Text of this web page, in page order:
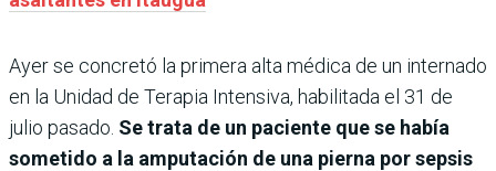
Ayer se concretó la primera alta médica de un internado
en la Unidad de Terapia Intensiva, habilitada el 31 de
julio pasado. Se trata de un paciente que se había
sometido a la amputación de una pierna por sepsis